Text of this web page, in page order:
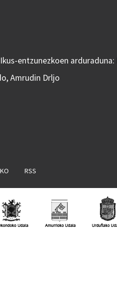
entzunezkoen arduraduna:
Amrudin Drljo
RSS